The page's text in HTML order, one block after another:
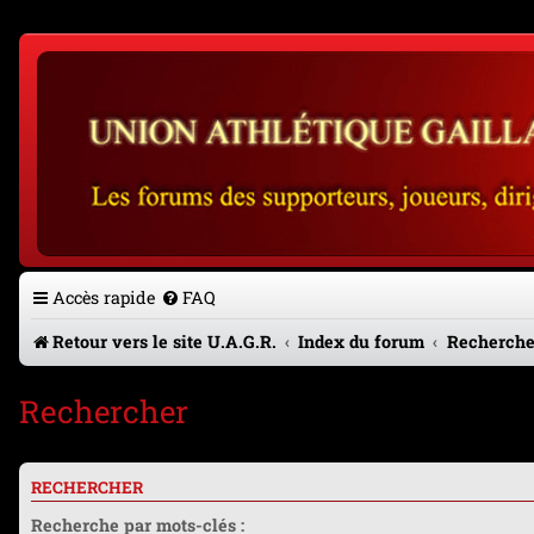
Accès rapide
FAQ
Retour vers le site U.A.G.R.
Index du forum
Rechercher
RECHERCHER
Recherche par mots-clés :